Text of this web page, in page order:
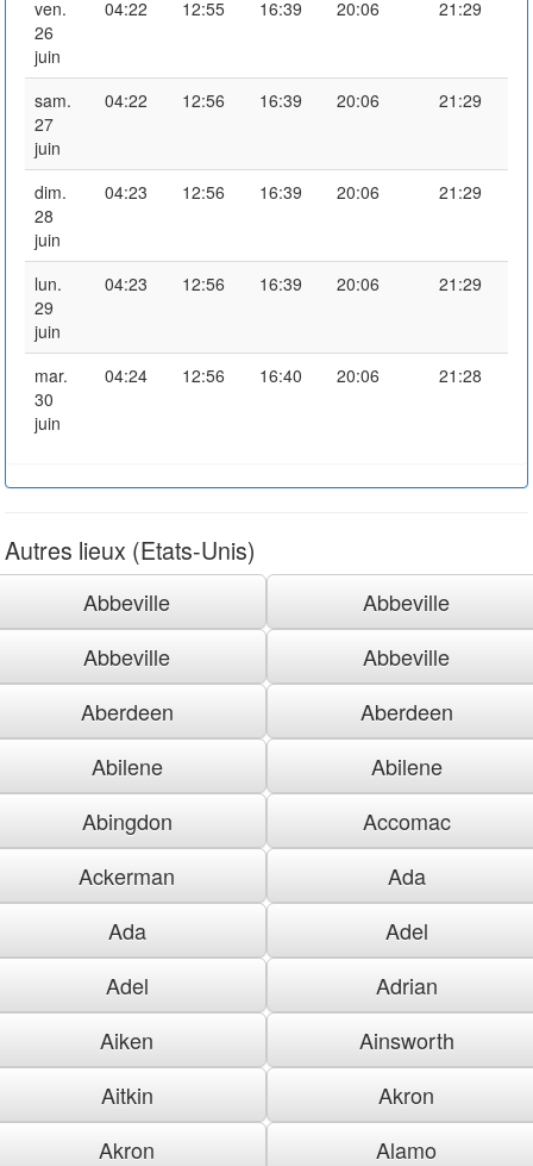
ven.
26
juin
04:22 12:55 16:39 20:06 21:29
sam.
27
juin
04:22 12:56 16:39 20:06 21:29
dim.
28
juin
04:23 12:56 16:39 20:06 21:29
lun.
29
juin
04:23 12:56 16:39 20:06 21:29
mar.
30
juin
04:24 12:56 16:40 20:06 21:28
Autres lieux (Etats-Unis)
Abbeville
Abbeville
Abbeville
Abbeville
Aberdeen
Aberdeen
Abilene
Abilene
Abingdon
Accomac
Ackerman
Ada
Ada
Adel
Adel
Adrian
Aiken
Ainsworth
Aitkin
Akron
Akron
Alamo